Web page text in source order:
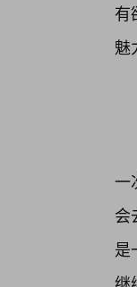
有
魅
一
会
是